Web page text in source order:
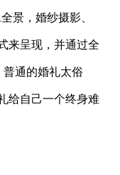
景，婚纱摄影、
来呈现，并通过全
通的婚礼太俗
给自己一个终身难